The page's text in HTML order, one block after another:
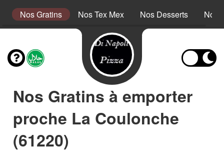
Nos Gratins Nos Tex Mex Nos Desserts Nos
Nos Gratins à emporter
proche La Coulonche
(61220)